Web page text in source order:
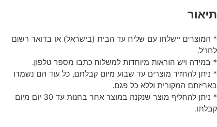
תיאור
* המוצרים יישלחו עם שליח עד הבית (בישראל) או בדואר רשום
לחו"ל.
* במידה ויש הוראות מיוחדות למשלוח כתבו מספר טלפון.
* ניתן להחזיר מוצרים עד שבוע מיום קבלתם, כל עוד הם נשמרו
באריזתם המקורית וללא כל פגם.
* ניתן להחליף מוצר שנקנה במוצר אחר בחנות עד 30 יום מיום
קבלתו.